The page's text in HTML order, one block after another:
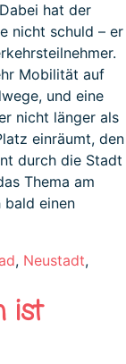
hat der
nicht schuld – er
Mobilität auf
und eine
nicht länger als
einräumt, den
durch die Stadt
Thema am
bald einen
, Neustadt,
ist